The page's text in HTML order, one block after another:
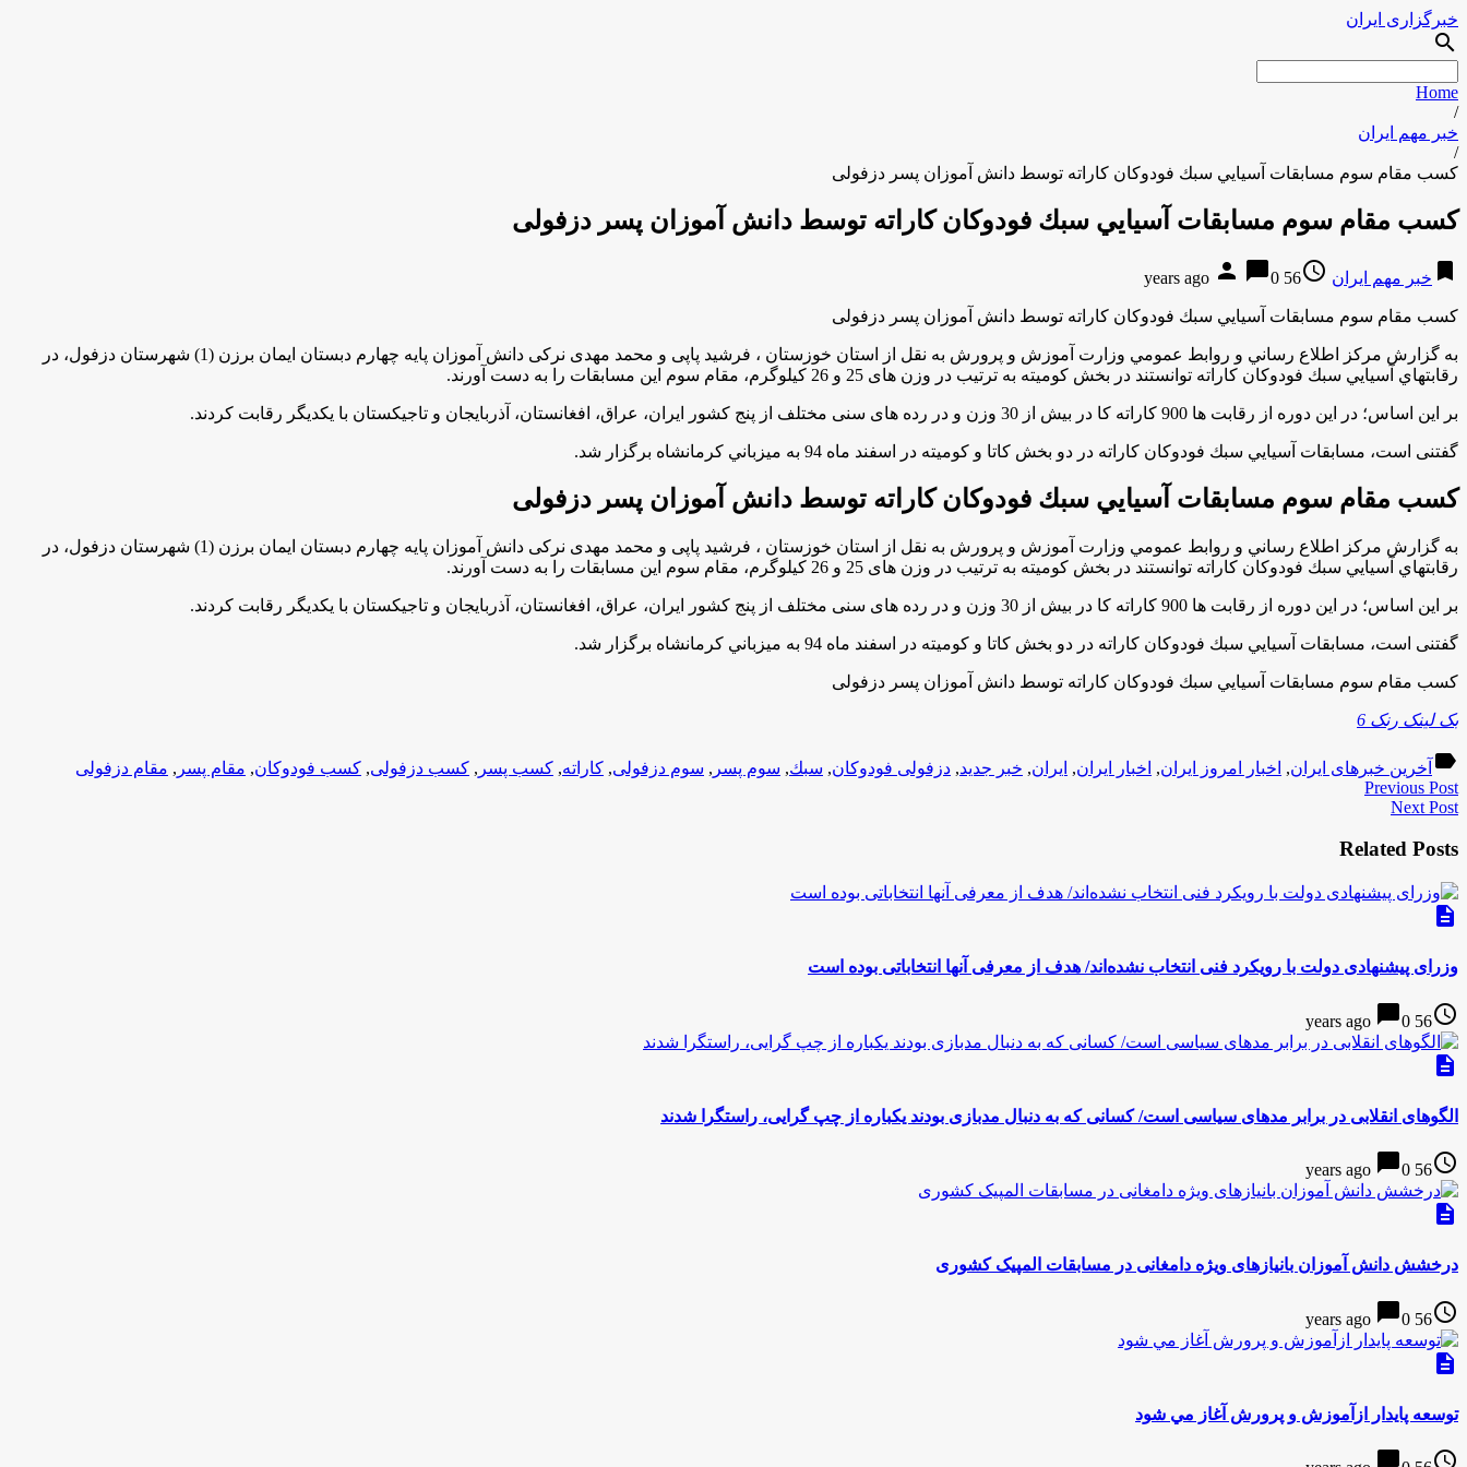
خبرگزاری ایران
search
Home
/
خبر مهم ایران
/
کسب مقام سوم مسابقات آسيايي سبك فودوكان كاراته توسط دانش آموزان پسر دزفولی
کسب مقام سوم مسابقات آسيايي سبك فودوكان كاراته توسط دانش آموزان پسر دزفولی
bookmark خبر مهم ایران access_time
56 years ago
person chat_bubble0
کسب مقام سوم مسابقات آسيايي سبك فودوكان كاراته توسط دانش آموزان پسر دزفولی
به گزارش مركز اطلاع رساني و روابط عمومي وزارت آموزش و پرورش به نقل از استان خوزستان ، فرشید پاپی و محمد مهدی نرکی دانش آموزان پایه چهارم دبستان ایمان برزن (1) شهرستان دزفول، در
رقابتهاي آسيايي سبك فودوكان كاراته توانستند در بخش کومیته به ترتیب در وزن های 25 و 26 کیلوگرم، مقام سوم این مسابقات را به دست آورند
.
بر اين اساس؛ در این دوره از رقابت ها 900 کاراته کا در بیش از 30 وزن و در رده های سنی مختلف از پنج کشور ایران، عراق، افغانستان، آذربایجان و تاجیکستان با یکدیگر رقابت کردند.
گفتنی است، مسابقات آسيايي سبك فودوكان كاراته در دو بخش کاتا و کومیته در اسفند ماه 94 به ميزباني كرمانشاه برگزار شد.
کسب مقام سوم مسابقات آسيايي سبك فودوكان كاراته توسط دانش آموزان پسر دزفولی
به گزارش مركز اطلاع رساني و روابط عمومي وزارت آموزش و پرورش به نقل از استان خوزستان ، فرشید پاپی و محمد مهدی نرکی دانش آموزان پایه چهارم دبستان ایمان برزن (1) شهرستان دزفول، در
رقابتهاي آسيايي سبك فودوكان كاراته توانستند در بخش کومیته به ترتیب در وزن های 25 و 26 کیلوگرم، مقام سوم این مسابقات را به دست آورند
.
بر اين اساس؛ در این دوره از رقابت ها 900 کاراته کا در بیش از 30 وزن و در رده های سنی مختلف از پنج کشور ایران، عراق، افغانستان، آذربایجان و تاجیکستان با یکدیگر رقابت کردند.
گفتنی است، مسابقات آسيايي سبك فودوكان كاراته در دو بخش کاتا و کومیته در اسفند ماه 94 به ميزباني كرمانشاه برگزار شد.
کسب مقام سوم مسابقات آسيايي سبك فودوكان كاراته توسط دانش آموزان پسر دزفولی
بک لینک رنک 6
label آخرین خبرهای ایران, اخبار امروز ایران, اخبار ایران, ایران, خبر جدید, دزفولی فودوكان, سبك, سوم پسر , سوم دزفولی, كاراته, کسب پسر , کسب دزفولی, کسب فودوكان, مقام پسر , مقام دزفولی
Previous Post
Next Post
Related Posts
description
وزرای پیشنهادی دولت با رویکرد فنی انتخاب نشده‌اند/ هدف از معرفی آنها انتخاباتی بوده است
access_time
56 years ago
chat_bubble0
description
الگوهای انقلابی در برابر مدهای سیاسی است/ کسانی که به دنبال مدبازی بودند یکباره از چپ گرایی، راستگرا شدند
access_time
56 years ago
chat_bubble0
description
درخشش دانش آموزان بانیازهای ویژه دامغانی در مسابقات المپیک کشوری
access_time
56 years ago
chat_bubble0
description
توسعه پايدار ازآموزش و پرورش آغاز مي شود
access_time
chat_bubble